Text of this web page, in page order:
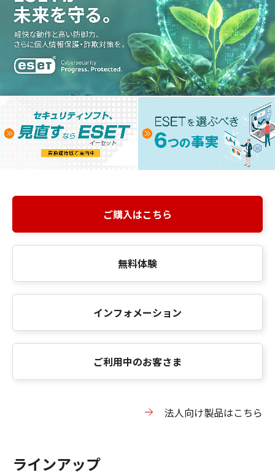
ご購入はこちら
無料体験
インフォメーション
ご利用中のお客さま
法人向け製品はこちら
ラインアップ